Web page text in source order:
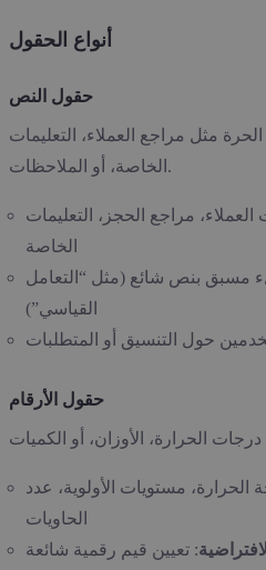
أنواع الحقول
حقول النص
مثل مراجع العملاء، التعليمات
الخاصة، أو الملاحظات.
مراجع الحجز، التعليمات
الخاصة
مسبق بنص شائع (مثل “التعامل
القياسي”)
حول التنسيق أو المتطلبات
حقول الأرقام
الحرارة، مستويات الأولوية، عدد
الحاويات
: تعيين قيم رقمية شائعة